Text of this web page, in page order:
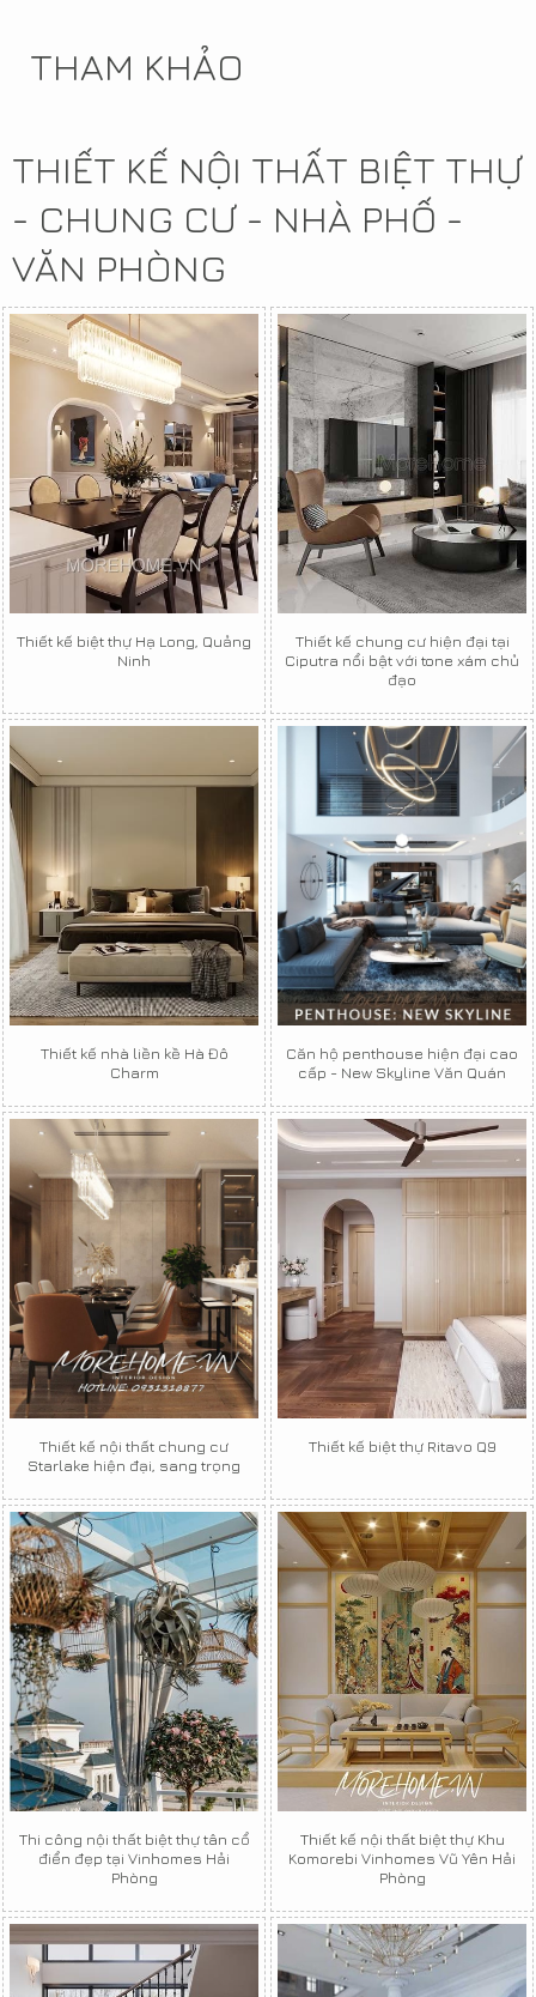
THAM KHẢO
THIẾT KẾ NỘI THẤT BIỆT THỰ
- CHUNG CƯ - NHÀ PHỐ -
VĂN PHÒNG
Thiết kế biệt thự Hạ Long, Quảng
Ninh
Thiết kế chung cư hiện đại tại
Ciputra nổi bật với tone xám chủ
đạo
Thiết kế nhà liền kề Hà Đô
Charm
Căn hộ penthouse hiện đại cao
cấp - New Skyline Văn Quán
Thiết kế nội thất chung cư
Starlake hiện đại, sang trọng
Thiết kế biệt thự Ritavo Q9
Thi công nội thất biệt thự tân cổ
điển đẹp tại Vinhomes Hải
Phòng
Thiết kế nội thất biệt thự Khu
Komorebi Vinhomes Vũ Yên Hải
Phòng